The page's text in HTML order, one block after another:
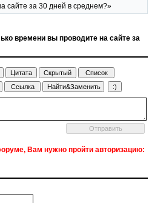
сайте за 30 дней в среднем?»
времени вы проводите на сайте за
Вам нужно пройти авторизацию: